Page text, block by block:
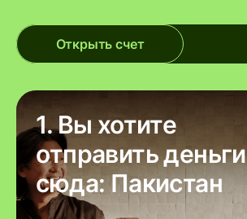
Открыть счет
1. Вы хотите
отправить деньги
сюда: Пакистан